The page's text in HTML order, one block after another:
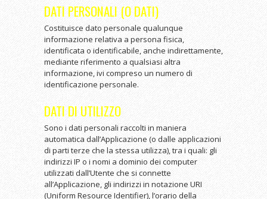
DATI PERSONALI (O DATI)
Costituisce dato personale qualunque
informazione relativa a persona fisica,
identificata o identificabile, anche indirettamente,
mediante riferimento a qualsiasi altra
informazione, ivi compreso un numero di
identificazione personale.
DATI DI UTILIZZO
Sono i dati personali raccolti in maniera
automatica dall’Applicazione (o dalle applicazioni
di parti terze che la stessa utilizza), tra i quali: gli
indirizzi IP o i nomi a dominio dei computer
utilizzati dall’Utente che si connette
all’Applicazione, gli indirizzi in notazione URI
(Uniform Resource Identifier), l’orario della